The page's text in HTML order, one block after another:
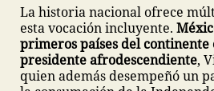
La historia nacional ofrece
esta vocación incluyente.
primeros países del continente
presidente afrodescendiente,
quien además desempeñó un